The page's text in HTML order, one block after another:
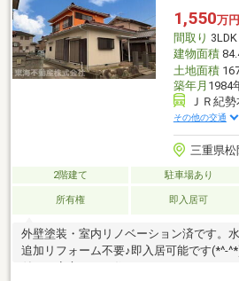
1,550万円
間取り 3LDK
建物面積
土地面積
築年月 1984
ＪＲ紀
その他の交通
三重県
2階建て 駐車場あり
所有権 即入居可
外壁塗装・室内リノベーション済です。
追加リフォーム不要♪即入居可能です(*^-